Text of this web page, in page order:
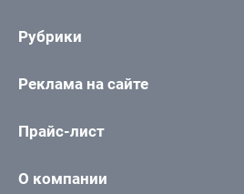
Рубрики
Реклама на сайте
Прайс-лист
О компании